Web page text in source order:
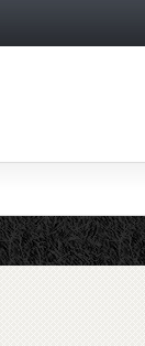
アーユルヴェーダの